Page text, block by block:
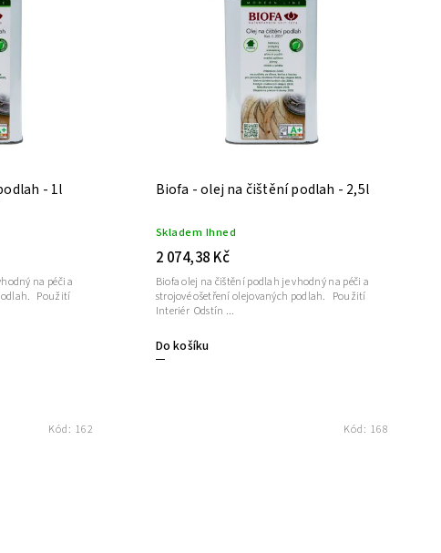
- 1l
na péči a
Použití
Biofa - olej na čištění podlah - 2,5l
Skladem Ihned
2 074,38 Kč
Do košíku
Biofa olej na čištění podlah je vhodný na péči a
strojové ošetření olejovaných podlah. Použití
Interiér Odstín ...
Kód: 162 Kód: 168